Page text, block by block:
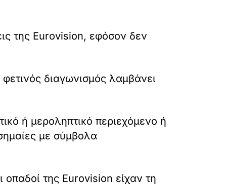
της Eurovision, εφόσον δεν
διαγωνισμός λαμβάνει
ή μεροληπτικό περιεχόμενο ή
με σύμβολα
της Eurovision είχαν τη